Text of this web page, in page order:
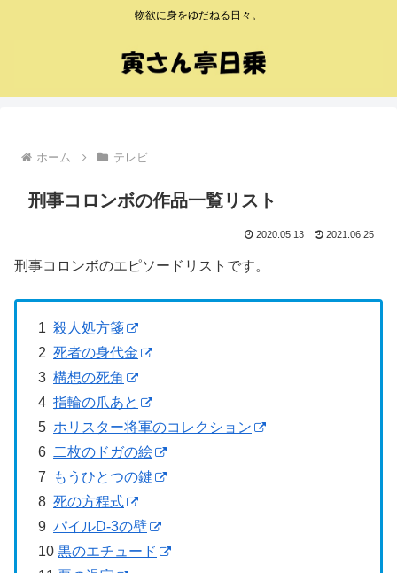
物欲に身をゆだねる日々。
ホーム テレビ
刑事コロンボの作品一覧リスト
2020.05.13 2021.06.25
刑事コロンボのエピソードリストです。
1 殺人処方箋
2 死者の身代金
3 構想の死角
4 指輪の爪あと
5 ホリスター将軍のコレクション
6 二枚のドガの絵
7
もうひとつの鍵
8 死の方程式
9 パイルD-3の壁
10 黒のエチュード